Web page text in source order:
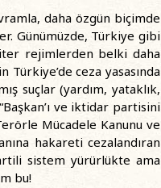
daha özgün biçimde
Günümüzde, Türkiye gibi
rejimlerden belki daha
ceza yasasında
suçlar (yardım, yataklık,
ve iktidar partisini
Mücadele Kanunu ve
hakareti cezalandıran
sistem yürürlükte ama
bu!